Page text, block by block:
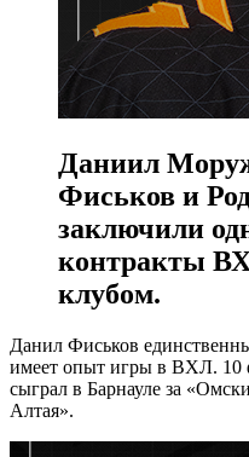
Даниил
Фиськов и
заключили
контракты
клубом.
Данил Фиськов
имеет опыт игры в ВХЛ. 10
сыграл в Барнауле за
Алтая».